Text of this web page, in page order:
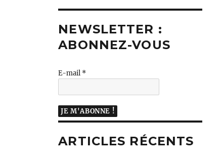
NEWSLETTER :
ABONNEZ-VOUS
E-mail *
ARTICLES RÉCENTS